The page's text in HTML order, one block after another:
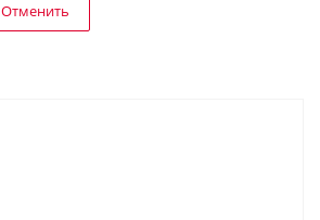
Отменить